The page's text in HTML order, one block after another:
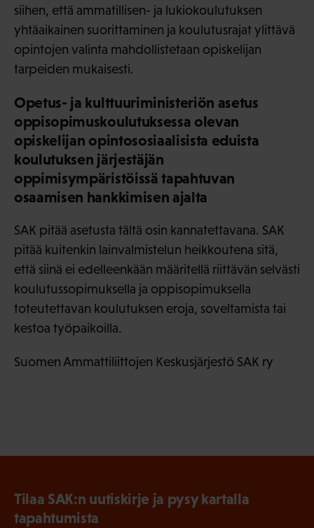
siihen, että ammatillisen- ja lukiokoulutuksen
yhtäaikainen suorittaminen ja koulutusrajat ylittävä
opintojen valinta mahdollistetaan opiskelijan
tarpeiden mukaisesti.
Opetus- ja kulttuuriministeriön asetus
oppisopimuskoulutuksessa olevan
opiskelijan opintososiaalisista eduista
koulutuksen järjestäjän
oppimisympäristöissä tapahtuvan
osaamisen hankkimisen ajalta
SAK pitää asetusta tältä osin kannatettavana. SAK
pitää kuitenkin lainvalmistelun heikkoutena sitä,
että siinä ei edelleenkään määritellä riittävän selvästi
koulutussopimuksella ja oppisopimuksella
toteutettavan koulutuksen eroja, soveltamista tai
kestoa työpaikoilla.
Suomen Ammattiliittojen Keskusjärjestö SAK ry
Tilaa SAK:n uutiskirje ja pysy kartalla
tapahtumista